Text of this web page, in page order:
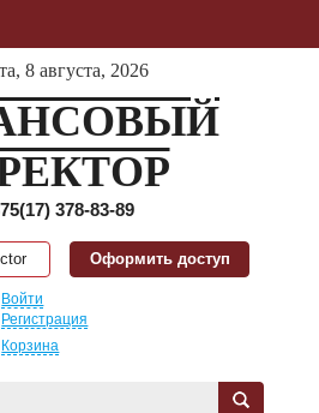
8 августа, 2026
378-83-89
Оформить доступ
Войти
Регистрация
Корзина